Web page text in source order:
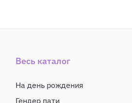
Весь каталог
На день рождения
Гендер пати